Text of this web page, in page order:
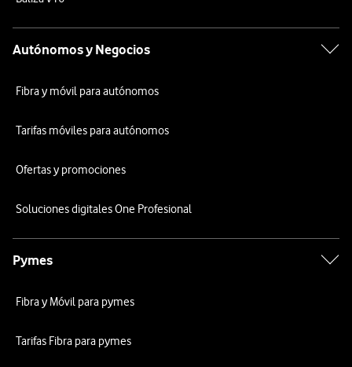
Autónomos y Negocios
Fibra y móvil para autónomos
Tarifas móviles para autónomos
Ofertas y promociones
Soluciones digitales One Profesional
Pymes
Fibra y Móvil para pymes
Tarifas Fibra para pymes